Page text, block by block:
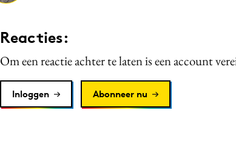
Reacties:
Om een reactie achter te laten is een account
Inloggen Abonneer nu